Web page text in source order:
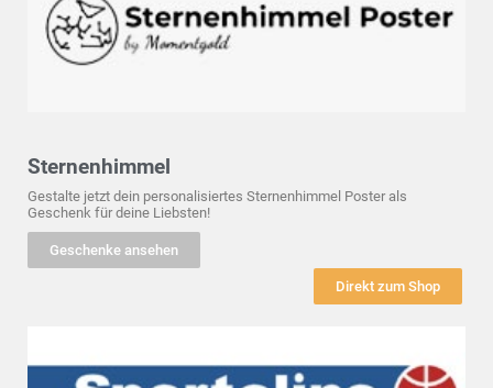
Sternenhimmel
Gestalte jetzt dein personalisiertes Sternenhimmel Poster als
Geschenk für deine Liebsten!
Geschenke ansehen
Direkt zum Shop